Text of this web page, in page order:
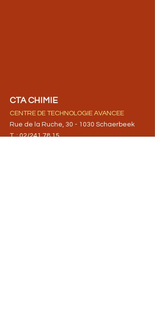
CTA CHIMIE
CENTRE DE TECHNOLOGIE AVANCEE
Rue de la Ruche, 30 - 1030 Schaerbeek
T. : 02/241.78.15